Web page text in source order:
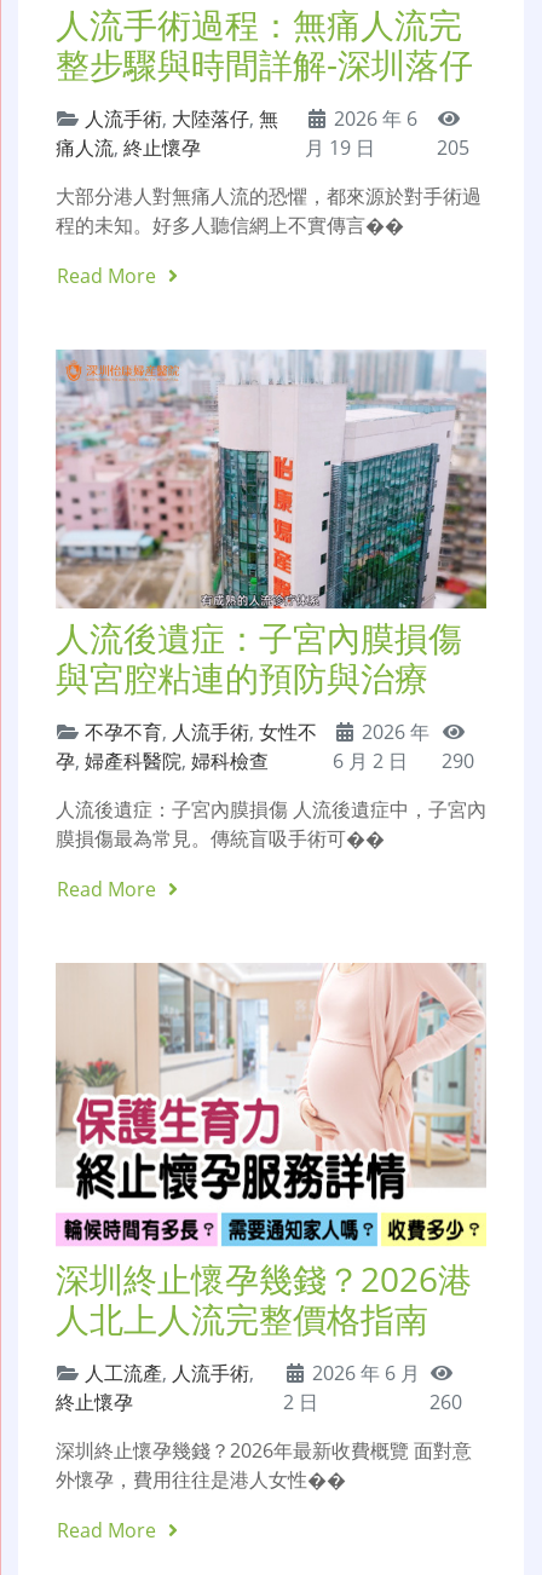
人流手術過程：無痛人流完
整步驟與時間詳解-深圳落仔
人流手術, 大陸落仔, 無
痛人流, 終止懷孕
2026 年 6
月 19 日
205
大部分港人對無痛人流的恐懼，都來源於對手術過
程的未知。好多人聽信網上不實傳言��
Read More
人流後遺症：子宮內膜損傷
與宮腔粘連的預防與治療
不孕不育, 人流手術, 女性不
孕, 婦產科醫院, 婦科檢查
2026 年
6 月 2 日
290
人流後遺症：子宮內膜損傷 人流後遺症中，子宮內
膜損傷最為常見。傳統盲吸手術可��
Read More
深圳終止懷孕幾錢？2026港
人北上人流完整價格指南
人工流產, 人流手術,
終止懷孕
2026 年 6 月
2 日
260
深圳終止懷孕幾錢？2026年最新收費概覽 面對意
外懷孕，費用往往是港人女性��
Read More